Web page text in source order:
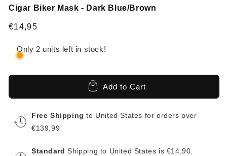
Cigar Biker Mask - Dark Blue/Brown
Regular
€14,95
Only 2 units left in stock!
Add to Cart
Free Shippingto United States for orders over
€139,99
StandardShipping to United States is €14,90.